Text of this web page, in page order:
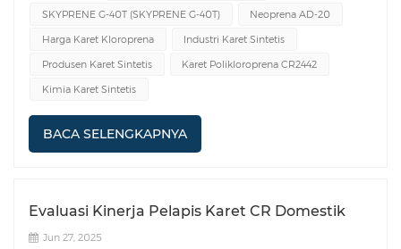
digunakan. Seiring berkembangnya warna bahan
sepatu, persyaratan warna untuk perekat menjadi
semakin ketat. Saat ini, perekat SN24 awalnya berwarna
matahari. Setelah diolah menjadi perekat kloroprena,
muncul masalah menguning, yang menyebabkan dua
dan sepatu perjalanan, masalah ini lebih menonjol;
kedua, penggelapan warna merupakan manifestasi dari
SKYPRENE G-40T (SKYPRENE G-40T)
Neoprena AD-20
Harga Karet Kloroprena
Industri Karet Sintetis
Produsen Karet Sintetis
Karet Polikloroprena CR2442
Kimia Karet Sintetis
BACA SELENGKAPNYA
Evaluasi Kinerja Pelapis Karet CR Domestik
Jun 27, 2025